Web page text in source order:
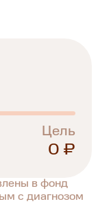
Цель
0 ₽
в фонд
с диагнозом